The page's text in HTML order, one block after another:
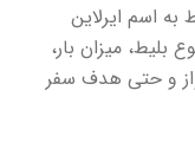
اسم ایرلاین
بلیط، میزان بار،
و حتی هدف سفر